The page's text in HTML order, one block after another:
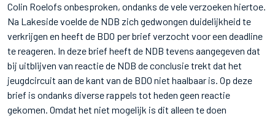
Colin Roelofs onbesproken, ondanks de vele verzoeken hiertoe.
Na Lakeside voelde de NDB zich gedwongen duidelijkheid te
verkrijgen en heeft de BDO per brief verzocht voor een deadline
te reageren. In deze brief heeft de NDB tevens aangegeven dat
bij uitblijven van reactie de NDB de conclusie trekt dat het
jeugdcircuit aan de kant van de BDO niet haalbaar is. Op deze
brief is ondanks diverse rappels tot heden geen reactie
gekomen. Omdat het niet mogelijk is dit alleen te doen